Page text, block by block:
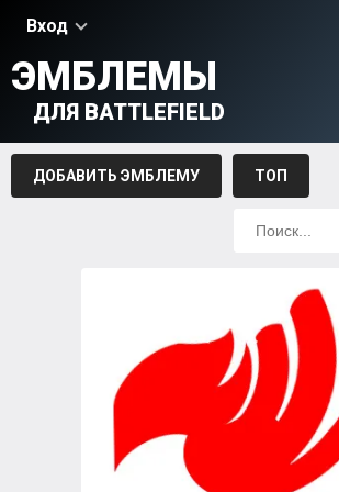
Вход
ЭМБЛЕМЫ
ДЛЯ BATTLEFIELD
ДОБАВИТЬ ЭМБЛЕМУ ТОП